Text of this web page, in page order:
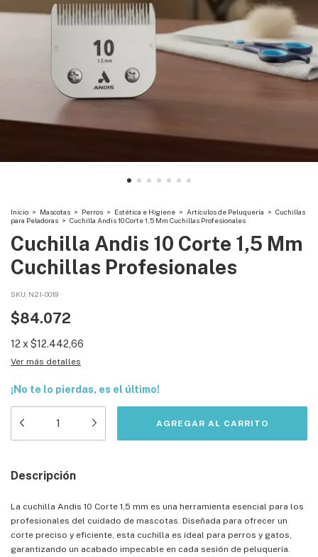
Inicio > Mascotas > Perros > Estética e Higiene > Artículos de Peluquería > Cuchillas
para Peladoras > Cuchilla Andis 10 Corte 1,5 Mm Cuchillas Profesionales
Cuchilla Andis 10 Corte 1,5 Mm
Cuchillas Profesionales
SKU: N21-0019
$84.072
12 x $12.442,66
Ver más detalles
¡No te lo pierdas, es el último!
Descripción
La cuchilla Andis 10 Corte 1,5 mm es una herramienta esencial para los
profesionales del cuidado de mascotas. Diseñada para ofrecer un
corte preciso y eficiente, esta cuchilla es ideal para perros y gatos,
garantizando un acabado impecable en cada sesión de peluquería.